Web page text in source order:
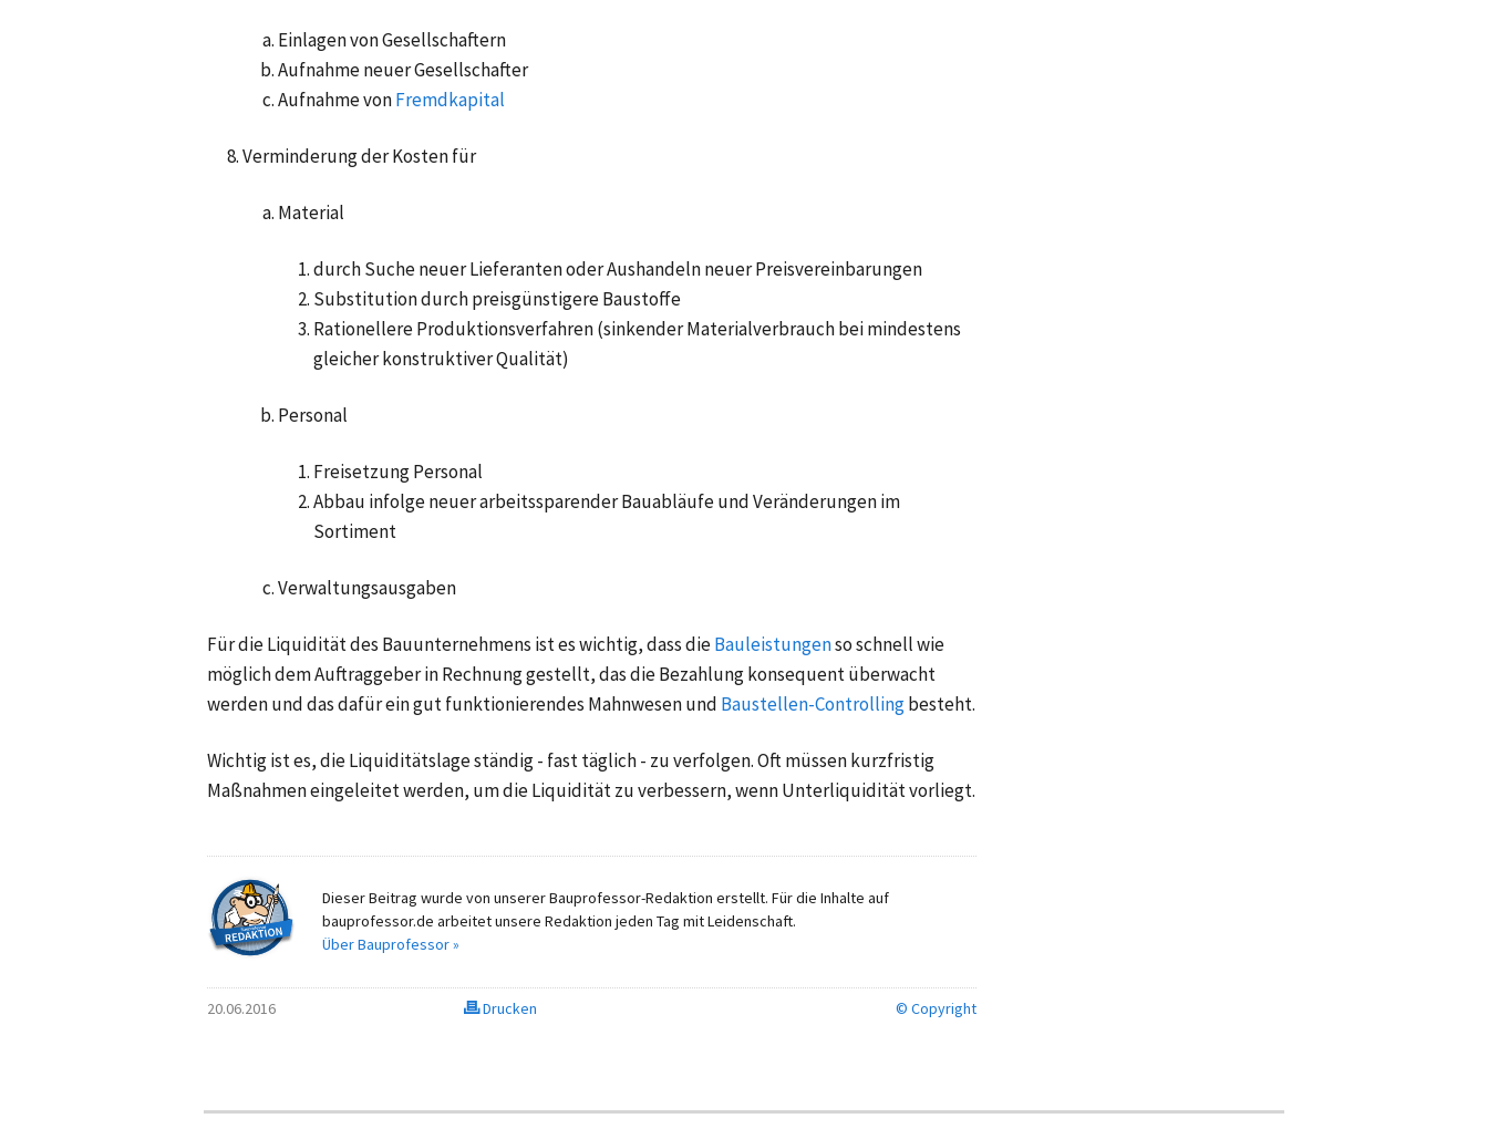
Einlagen von Gesellschaftern
Aufnahme neuer Gesellschafter
Aufnahme vonFremdkapital
Verminderung der Kosten für
Material
durch Suche neuer Lieferanten oder Aushandeln neuer Preisvereinbarungen
Substitution durch preisgünstigere Baustoffe
Rationellere Produktionsverfahren (sinkender Materialverbrauch bei mindestens
gleicher konstruktiver Qualität)
Personal
Freisetzung Personal
Abbau infolge neuer arbeitssparender Bauabläufe und Veränderungen im
Sortiment
Verwaltungsausgaben
Für die Liquidität des Bauunternehmens ist es wichtig, dass dieBauleistungenso schnell wie
möglich dem Auftraggeber in Rechnung gestellt, das die Bezahlung konsequent überwacht
werden und das dafür ein gut funktionierendes Mahnwesen und Baustellen-Controllingbesteht.
Wichtig ist es, die Liquiditätslage ständig - fast täglich - zu verfolgen. Oft müssen kurzfristig
Maßnahmen eingeleitet werden, um die Liquidität zu verbessern, wenn Unterliquidität vorliegt.
Dieser Beitrag wurde von unserer Bauprofessor-Redaktion erstellt. Für die Inhalte auf
bauprofessor.de arbeitet unsere Redaktion jeden Tag mit Leidenschaft.
Über Bauprofessor »
20.06.2016 Drucken © Copyright